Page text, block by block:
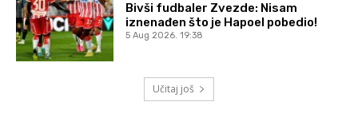
Bivši fudbaler Zvezde: Nisam
iznenađen što je Hapoel pobedio!
5 Aug 2026. 19:38
Učitaj još